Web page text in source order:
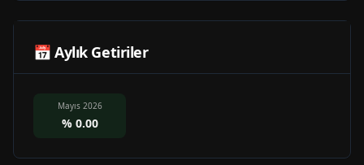
📅 Aylık Getiriler
Mayıs 2026
% 0.00